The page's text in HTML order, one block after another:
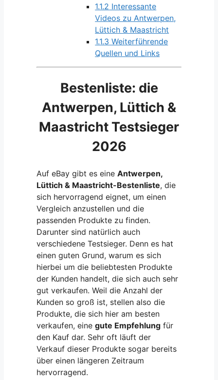
1.1.2 Interessante
Videos zu Antwerpen,
Lüttich & Maastricht
1.1.3 Weiterführende
Quellen und Links
Bestenliste: die
Antwerpen, Lüttich &
Maastricht Testsieger
2026
Auf eBay gibt es eineAntwerpen,
Lüttich & Maastricht-Bestenliste, die
sich hervorragend eignet, um einen
Vergleich anzustellen und die
passenden Produkte zu finden.
Darunter sind natürlich auch
verschiedene Testsieger. Denn es hat
einen guten Grund, warum es sich
hierbei um die beliebtesten Produkte
der Kunden handelt, die sich auch sehr
gut verkaufen. Weil die Anzahl der
Kunden so groß ist, stellen also die
Produkte, die sich hier am besten
verkaufen, einegute Empfehlung für
den Kauf dar. Sehr oft läuft der
Verkauf dieser Produkte sogar bereits
über einen längeren Zeitraum
hervorragend.